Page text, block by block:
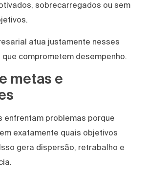
sobrecarregados ou sem
atua justamente nesses
comprometem desempenho.
metas e
enfrentam problemas porque
exatamente quais objetivos
gera dispersão, retrabalho e